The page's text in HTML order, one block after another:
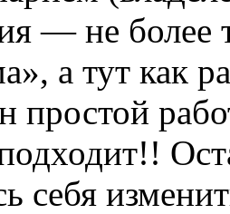
— не более
а тут как
простой
себя